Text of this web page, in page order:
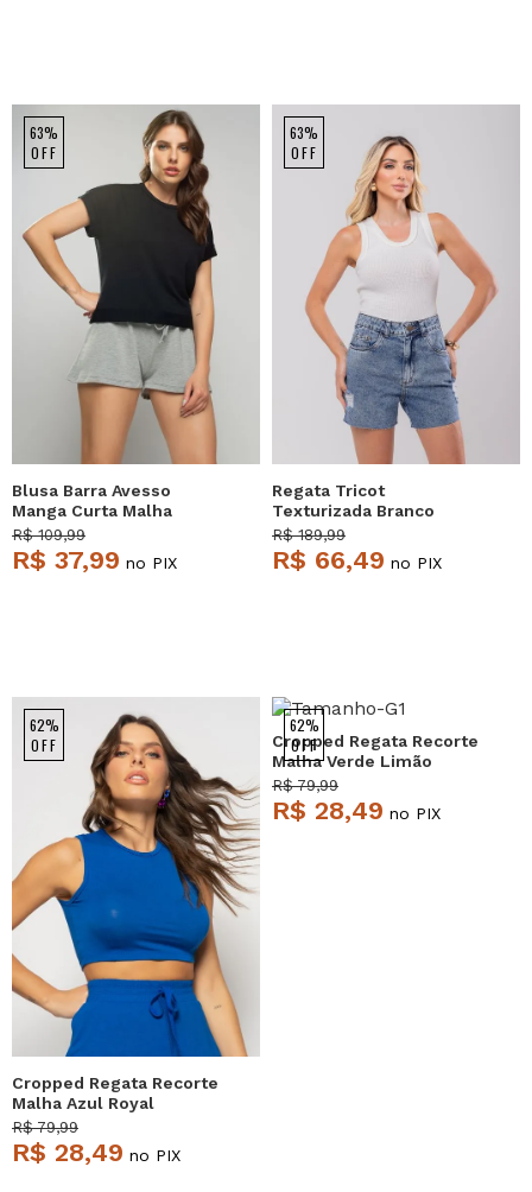
63%
OFF
Blusa Barra Avesso
Manga Curta Malha
Comfort Preta Salvatore
R$ 109,99
R$ 37,99 no PIX
63%
OFF
Regata Tricot
Texturizada Branco
Salvatore
R$ 189,99
R$ 66,49 no PIX
62%
OFF
Cropped Regata Recorte
Malha Azul Royal
Salvatore
R$ 79,99
R$ 28,49 no PIX
62%
OFF
Cropped Regata Recorte
Malha Verde Limão
Salvatore
R$ 79,99
R$ 28,49 no PIX